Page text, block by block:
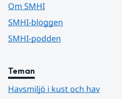
Om SMHI
SMHI-bloggen
SMHI-podden
Teman
Havsmiljö i kust och hav